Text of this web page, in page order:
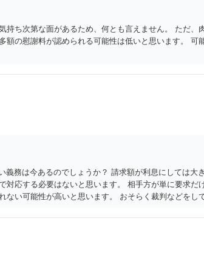
持ち次第な面があるため、何とも言えません。 ただ
額の慰謝料が認められる可能性は低いと思います。
義務は今あるのでしょうか？ 請求額が利息にしては大
対応する必要はないと思います。 相手方が単に要求
ない可能性が高いと思います。 おそらく裁判などを